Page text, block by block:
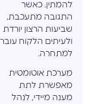
להמתין. כאשר
התגובה מתעכבת,
שביעות הרצון יורדת
ולעיתים הלקוח עובר
למתחרה.
מערכת אוטומטית
מאפשרת לתת
מענה מיידי, לנהל